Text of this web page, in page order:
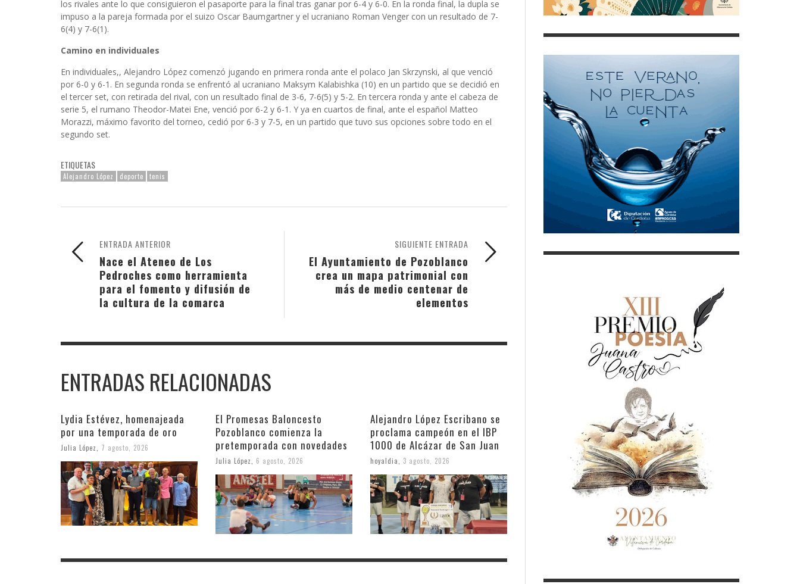
los rivales ante lo que consiguieron el pasaporte para la final tras ganar por 6-4 y 6-0. En la ronda final, la dupla se
impuso a la pareja formada por el suizo Oscar Baumgartner y el ucraniano Roman Venger con un resultado de 7-
6(4) y 7-6(1).
Camino en individuales
En individuales,, Alejandro López comenzó jugando en primera ronda ante el polaco Jan Skrzynski, al que venció
por 6-0 y 6-1. En segunda ronda se enfrentó al ucraniano Maksym Kalabishka (10) en un partido que se decidió en
el tercer set, con retirada del rival, con un resultado final de 3-6, 7-6(5) y 5-2. En tercera ronda y ante el cabeza de
serie 5, el rumano Theodor-Matei Ene, venció por 6-2 y 6-1. Y ya en cuartos de final, ante el español Matteo
Morazzi, máximo favorito del torneo, cedió por 6-3 y 7-5, en un partido que tuvo sus opciones sobre todo en el
segundo set.
ETIQUETAS
Alejandro López deporte tenis
SIGUIENTE ENTRADA
El Ayuntamiento de Pozoblanco
crea un mapa patrimonial con
más de medio centenar de
elementos
ENTRADA ANTERIOR
Nace el Ateneo de Los
Pedroches como herramienta
para el fomento y difusión de
la cultura de la comarca
ENTRADAS RELACIONADAS
Lydia Estévez, homenajeada
por una temporada de oro
Julia López, 7 agosto, 2026
El Promesas Baloncesto
Pozoblanco comienza la
pretemporada con novedades
Julia López, 6 agosto, 2026
Alejandro López Escribano se
proclama campeón en el IBP
1000 de Alcázar de San Juan
hoyaldia, 3 agosto, 2026